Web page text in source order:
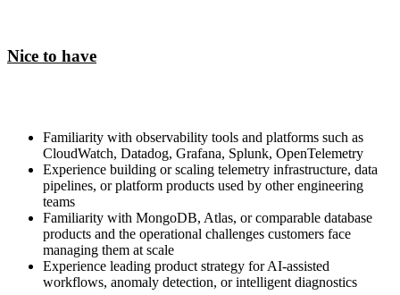
Nice to have
Familiarity with observability tools and platforms such as
CloudWatch, Datadog, Grafana, Splunk, OpenTelemetry
Experience building or scaling telemetry infrastructure, data
pipelines, or platform products used by other engineering
teams
Familiarity with MongoDB, Atlas, or comparable database
products and the operational challenges customers face
managing them at scale
Experience leading product strategy for AI-assisted
workflows, anomaly detection, or intelligent diagnostics